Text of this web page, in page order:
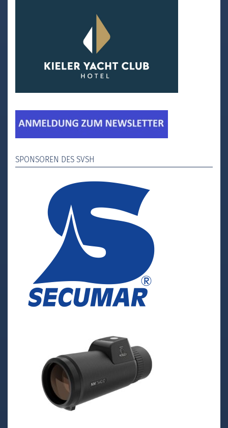
SPONSOREN DES SVSH